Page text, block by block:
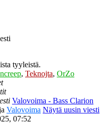
tyyleistä.
, Teknojta, OrZo
Valovoima - Bass Clarion
Valovoima Näytä uusin viesti
07:52